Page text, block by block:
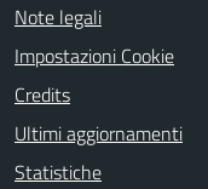
Note legali
Impostazioni Cookie
Credits
Ultimi aggiornamenti
Statistiche